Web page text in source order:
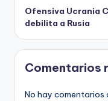
Ofensiva Ucrania
debilita a Rusia
Comentarios
No hay comentarios